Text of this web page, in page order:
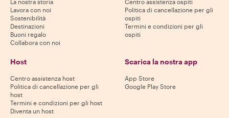
La nostra storia
Lavora con noi
Sostenibilità
Destinazioni
Buoni regalo
Collabora con noi
Centro assistenza ospiti
Politica di cancellazione per gli
ospiti
Termini e condizioni per gli
ospiti
Host
Centro assistenza host
Politica di cancellazione per gli
host
Termini e condizioni per gli host
Diventa un host
Scarica la nostra app
App Store
Google Play Store